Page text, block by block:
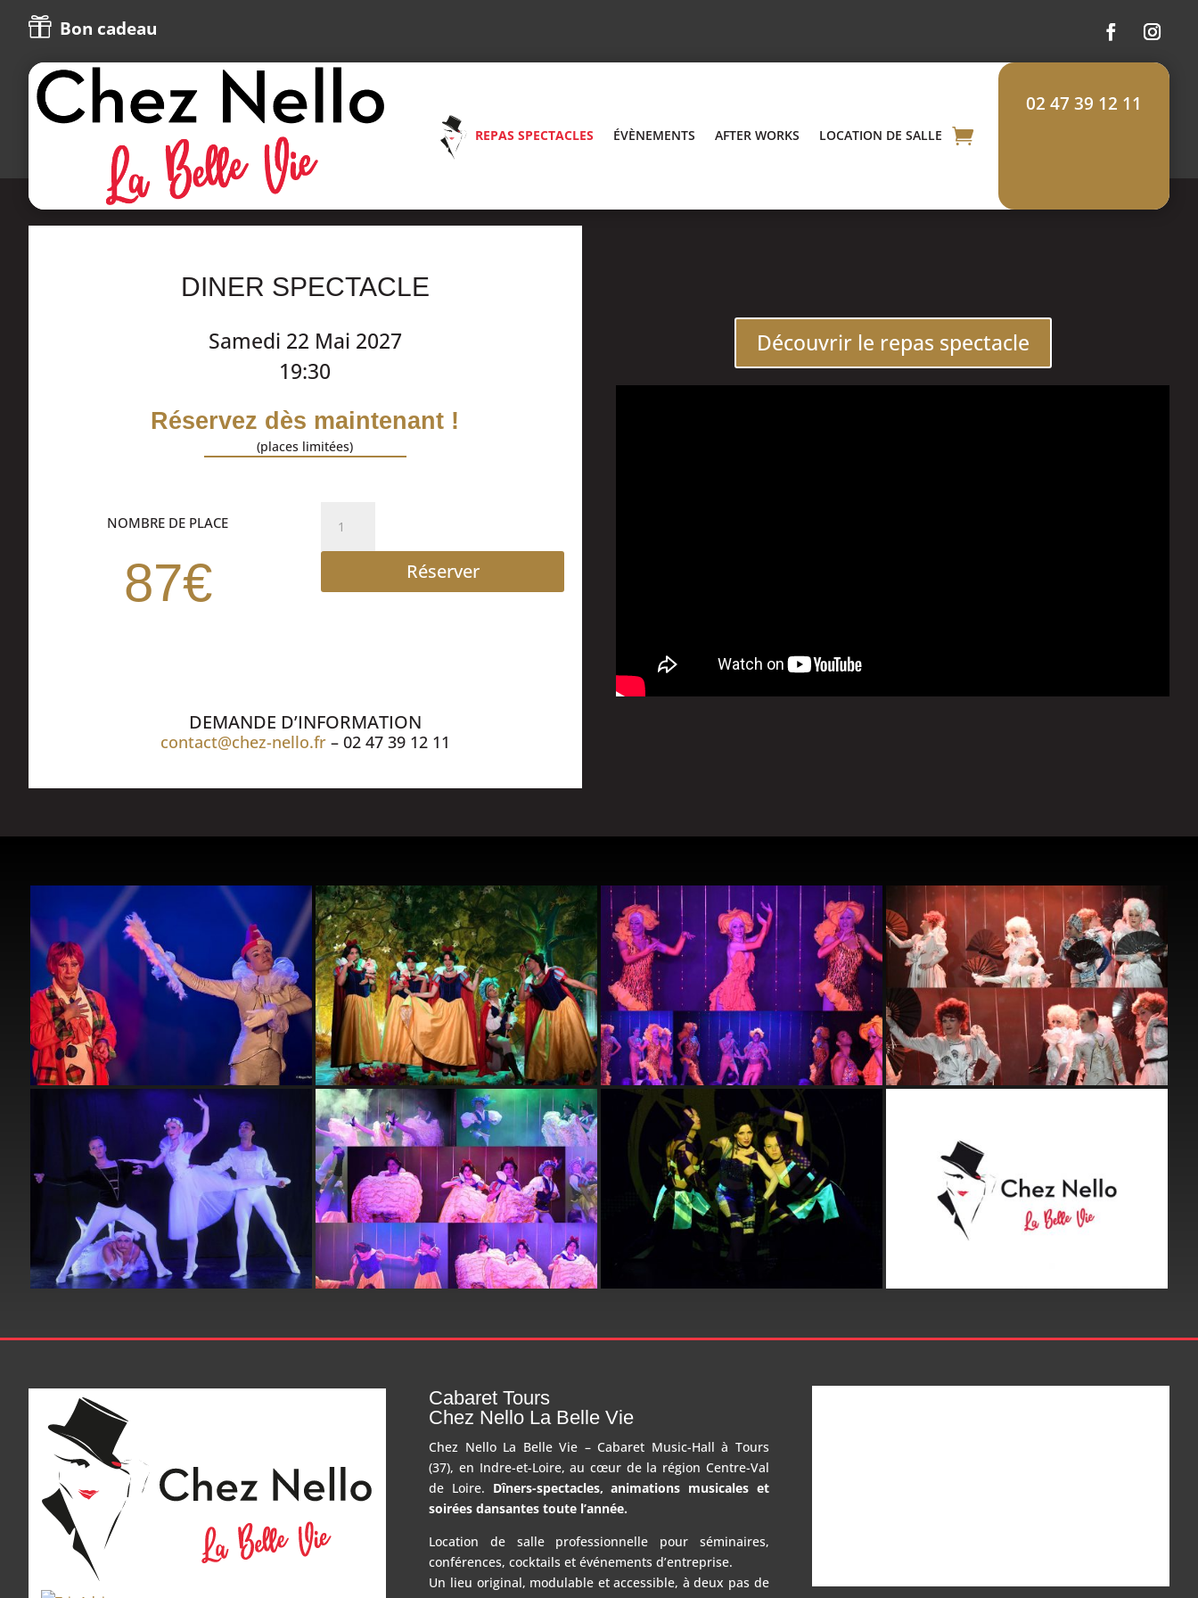
 Bon cadeau
REPAS SPECTACLES ÉVÈNEMENTS AFTER WORKS LOCATION DE SALLE
02 47 39 12 11
DINER SPECTACLE
Samedi 22 Mai 2027
19:30
Réservez dès maintenant !
(places limitées)
NOMBRE DE PLACE
87€
DINER
Réserver
DEMANDE D’INFORMATION
contact@chez-nello.fr– 02 47 39 12 11
Découvrir le repas spectacle
Cabaret Tours
Chez Nello La Belle Vie
Chez Nello La Belle Vie – Cabaret Music-Hall à Tours
(37), en Indre-et-Loire, au cœur de la région Centre-Val
de Loire. Dîners-spectacles, animations musicales et
soirées dansantes toute l’année.
Location de salle professionnelle pour séminaires,
conférences, cocktails et événements d’entreprise.
Un lieu original, modulable et accessible, à deux pas de